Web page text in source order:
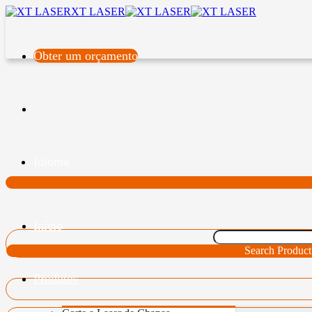
XT LASER
Obter um orçamento
Início
Produtos
Search Product